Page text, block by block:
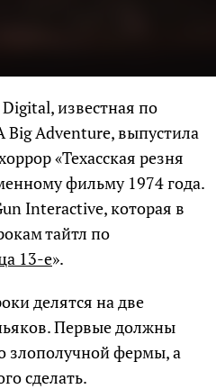
Digital, известная по
Big Adventure, выпустила
«Техасская резня
фильму 1974 года.
Interactive, которая в
тайтл по
13-е».
делятся на две
Первые должны
злополучной фермы, а
сделать.